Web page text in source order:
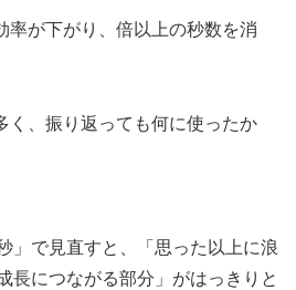
率が下がり、倍以上の秒数を消
く、振り返っても何に使ったか
」で見直すと、「思った以上に浪
長につながる部分」がはっきりと